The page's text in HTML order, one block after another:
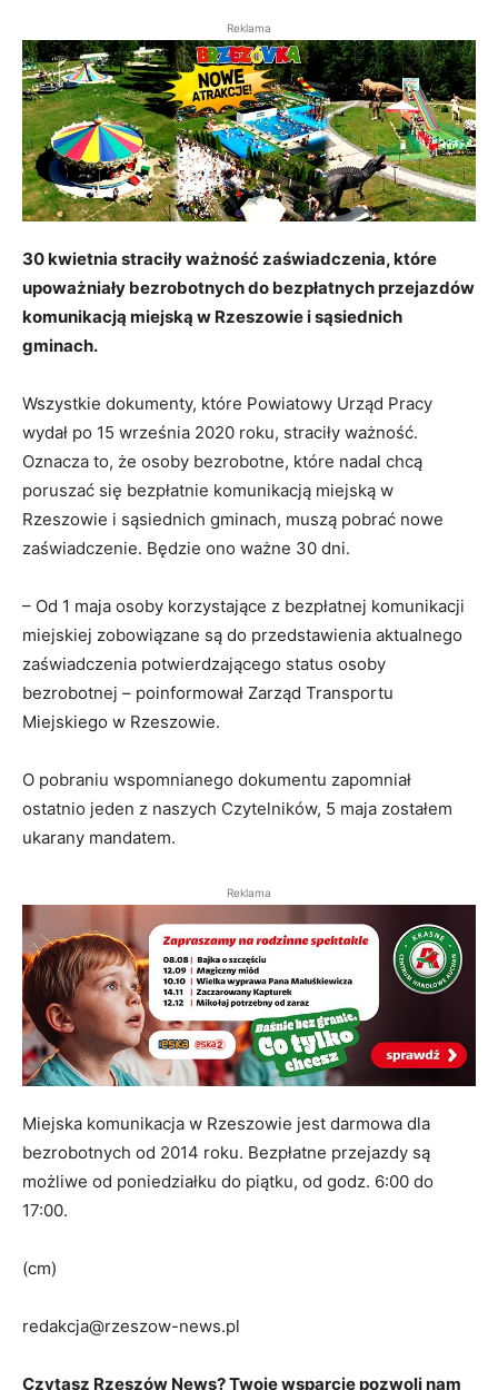
Reklama
30 kwietnia straciły ważność zaświadczenia, które
upoważniały bezrobotnych do bezpłatnych przejazdów
komunikacją miejską w Rzeszowie i sąsiednich
gminach.
Wszystkie dokumenty, które Powiatowy Urząd Pracy
wydał po 15 września 2020 roku, straciły ważność.
Oznacza to, że osoby bezrobotne, które nadal chcą
poruszać się bezpłatnie komunikacją miejską w
Rzeszowie i sąsiednich gminach, muszą pobrać nowe
zaświadczenie. Będzie ono ważne 30 dni.
– Od 1 maja osoby korzystające z bezpłatnej komunikacji
miejskiej zobowiązane są do przedstawienia aktualnego
zaświadczenia potwierdzającego status osoby
bezrobotnej – poinformował Zarząd Transportu
Miejskiego w Rzeszowie.
O pobraniu wspomnianego dokumentu zapomniał
ostatnio jeden z naszych Czytelników, 5 maja zostałem
ukarany mandatem.
Reklama
Miejska komunikacja w Rzeszowie jest darmowa dla
bezrobotnych od 2014 roku. Bezpłatne przejazdy są
możliwe od poniedziałku do piątku, od godz. 6:00 do
17:00.
(cm)
redakcja@rzeszow-news.pl
Czytasz Rzeszów News? Twoje wsparcie pozwoli nam